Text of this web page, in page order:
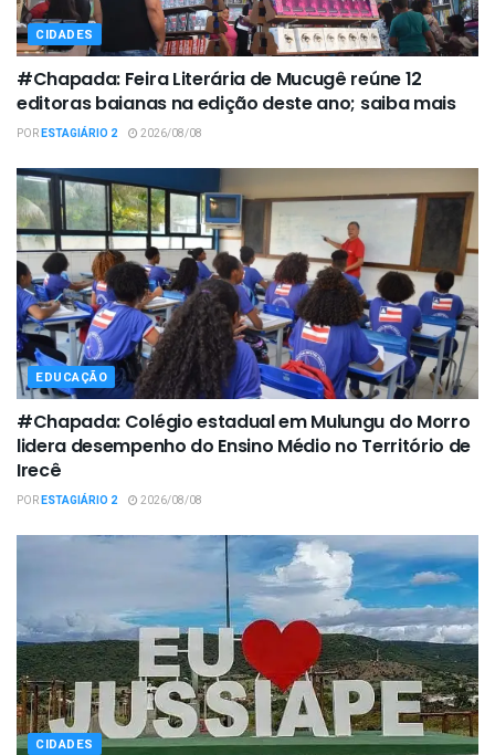
CIDADES
#Chapada: Feira Literária de Mucugê reúne 12
editoras baianas na edição deste ano; saiba mais
PORESTAGIÁRIO 2 2026/08/08
EDUCAÇÃO
#Chapada: Colégio estadual em Mulungu do Morro
lidera desempenho do Ensino Médio no Território de
Irecê
PORESTAGIÁRIO 2 2026/08/08
CIDADES